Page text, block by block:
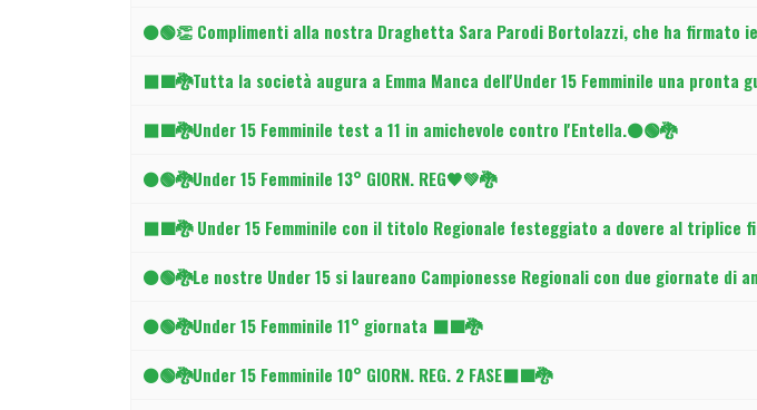
⚫🟢👏 Complimenti alla nostra Draghetta Sara Parodi Bortolazzi, che ha firmato
⬛🟩🐉Tutta la società augura a Emma Manca dell'Under 15 Femminile una pronta
⬛🟩🐉Under 15 Femminile test a 11 in amichevole contro l'Entella.⚫🟢🐉
⚫🟢🐉Under 15 Femminile 13° GIORN. REG🖤💚🐉
⬛🟩🐉 Under 15 Femminile con il titolo Regionale festeggiato a dovere al triplice
⚫🟢🐉Le nostre Under 15 si laureano Campionesse Regionali con due giornate di
⚫🟢🐉Under 15 Femminile 11° giornata ⬛🟩🐉
⚫🟢🐉Under 15 Femminile 10° GIORN. REG. 2 FASE⬛🟩🐉